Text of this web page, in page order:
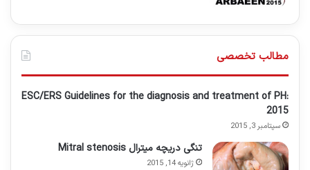
مطالب تخصصی
ESC/ERS Guidelines for the diagnosis and treatment of PH:
2015
سپتامبر 3, 2015
تنگی دریچه میترال Mitral stenosis
ژانویه 14, 2015